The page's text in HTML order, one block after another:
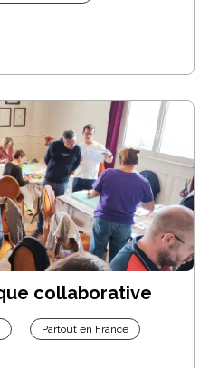
collaborative
Partout en France